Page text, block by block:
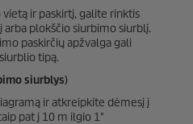
ir paskirtį, galite rinktis
arba plokščio siurbimo siurblį.
paskirčių apžvalga gali
tipą.
siurblys)
ir atkreipkite dėmesį į
pat į 10 m ilgio 1"